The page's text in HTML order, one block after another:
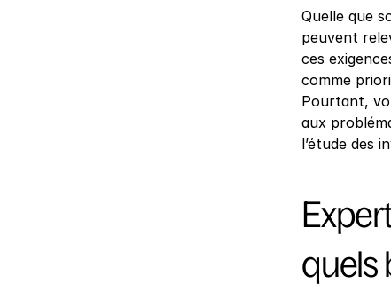
Quelle que
peuvent
ces
comme
Pourtant,
aux
l’étude des
quels